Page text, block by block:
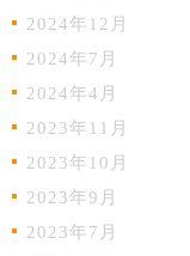
2024年12月
2024年7月
2024年4月
2023年11月
2023年10月
2023年9月
2023年7月